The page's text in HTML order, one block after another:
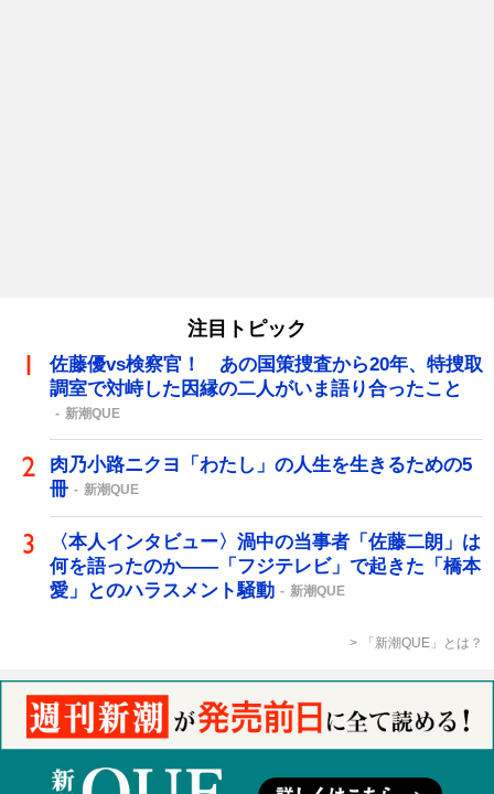
注目トピック
佐藤優vs検察官！ あの国策捜査から20年、特捜取
調室で対峙した因縁の二人がいま語り合ったこと
新潮QUE
肉乃小路ニクヨ「わたし」の人生を生きるための5
冊
新潮QUE
〈本人インタビュー〉渦中の当事者「佐藤二朗」は
何を語ったのか――「フジテレビ」で起きた「橋本
愛」とのハラスメント騒動
新潮QUE
「新潮QUE」とは？